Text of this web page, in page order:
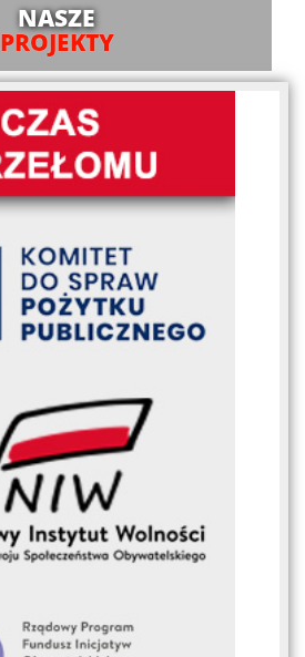
NASZE
PROJEKTY